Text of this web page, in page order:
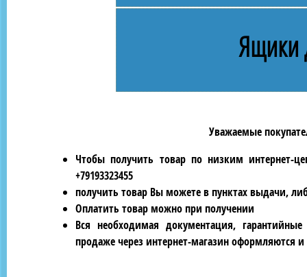
Ящики
Уважаемые
Чтобы получить товар по низким интернет-
+79193323455
получить товар Вы можете в пунктах выдачи,
Оплатить товар можно при получении
Вся необходимая документация,
продаже через интернет-магазин оформляются